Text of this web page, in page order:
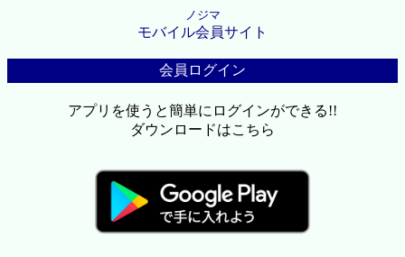
ノジマ
モバイル会員サイト
会員ログイン
アプリを使うと簡単にログインができる!!
ダウンロードはこちら